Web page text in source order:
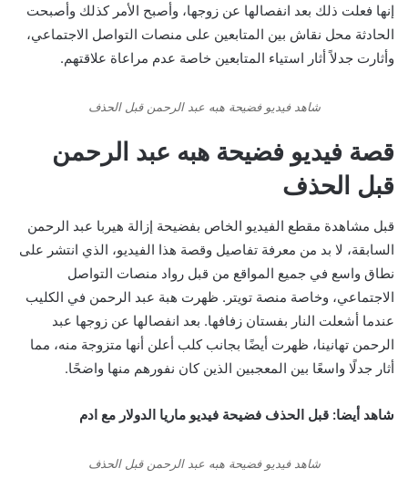
إنها فعلت ذلك بعد انفصالها عن زوجها، وأصبح الأمر كذلك وأصبحت
الحادثة محل نقاش بين المتابعين على منصات التواصل الاجتماعي،
وأثارت جدلاً أثار استياء المتابعين خاصة عدم مراعاة علاقتهم.
شاهد فيديو فضيحة هبه عبد الرحمن قبل الحذف
قصة فيديو فضيحة هبه عبد الرحمن
قبل الحذف
قبل مشاهدة مقطع الفيديو الخاص بفضيحة إزالة هيربا عبد الرحمن
السابقة، لا بد من معرفة تفاصيل وقصة هذا الفيديو، الذي انتشر على
نطاق واسع في جميع المواقع من قبل رواد منصات التواصل
الاجتماعي، وخاصة منصة تويتر. ظهرت هبة عبد الرحمن في الكليب
عندما أشعلت النار بفستان زفافها. بعد انفصالها عن زوجها عبد
الرحمن تهانينا، ظهرت أيضًا بجانب كلب أعلن أنها متزوجة منه، مما
أثار جدلًا واسعًا بين المعجبين الذين كان نفورهم منها واضحًا.
شاهد أيضا: قبل الحذف فضيحة فيديو ماريا الدولار مع ادم
شاهد فيديو فضيحة هبه عبد الرحمن قبل الحذف